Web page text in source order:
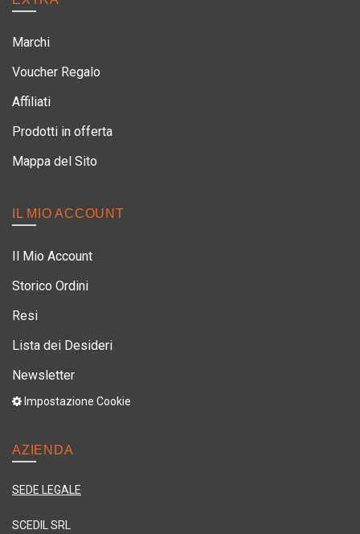
Marchi
Voucher Regalo
Affiliati
Prodotti in offerta
Mappa del Sito
IL MIO ACCOUNT
Il Mio Account
Storico Ordini
Resi
Lista dei Desideri
Newsletter
Impostazione Cookie
AZIENDA
SEDE LEGALE
SCEDIL SRL